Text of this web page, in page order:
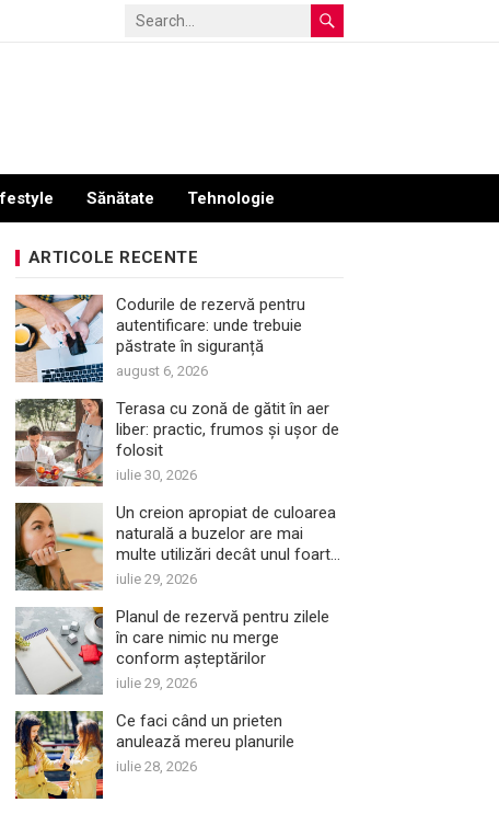
Sănătate Tehnologie
ARTICOLE RECENTE
Codurile de rezervă pentru
autentificare: unde trebuie
păstrate în siguranță
august 6, 2026
Terasa cu zonă de gătit în aer
liber: practic, frumos și ușor de
folosit
iulie 30, 2026
Un creion apropiat de culoarea
naturală a buzelor are mai
multe utilizări decât unul foarte
închis
iulie 29, 2026
Planul de rezervă pentru zilele
în care nimic nu merge
conform așteptărilor
iulie 29, 2026
Ce faci când un prieten
anulează mereu planurile
iulie 28, 2026